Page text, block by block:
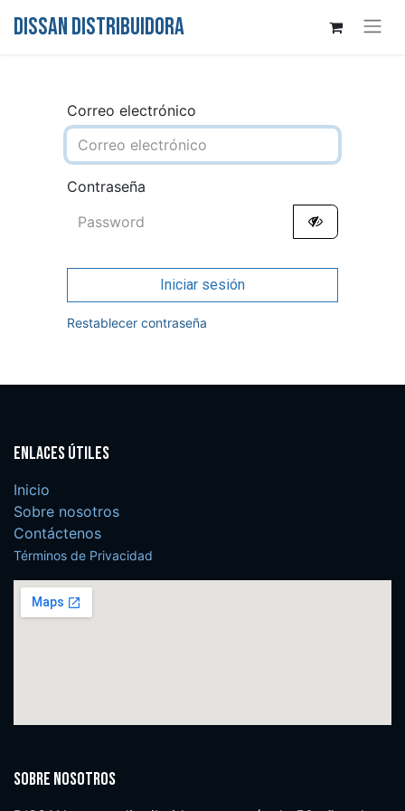
DISSAN DISTRIBUIDORA
Correo electrónico
Contraseña
Iniciar sesión
Restablecer contraseña
Enlaces útiles
Inicio
Sobre nosotros
Contáctenos
Términos de Privacidad
Sobre nosotros